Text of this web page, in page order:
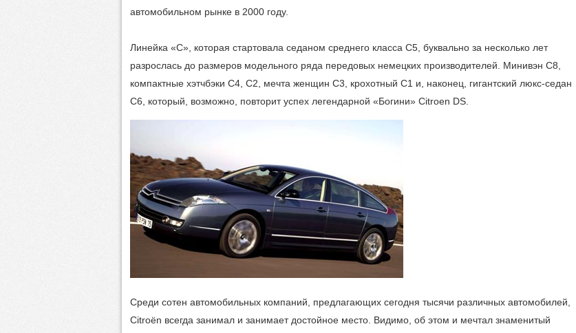
автомобильном рынке в 2000 году.
Линейка «С», которая стартовала седаном среднего класса C5, буквально за несколько лет
разрослась до размеров модельного ряда передовых немецких производителей. Минивэн C8,
компактные хэтчбэки C4, C2, мечта женщин C3, крохотный C1 и, наконец, гигантский люкс-седан
С6, который, возможно, повторит успех легендарной «Богини» Citroen DS.
Среди сотен автомобильных компаний, предлагающих сегодня тысячи различных автомобилей,
Citroën всегда занимал и занимает достойное место. Видимо, об этом и мечтал знаменитый